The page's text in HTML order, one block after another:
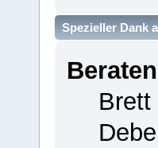
Spezieller Dank
Brett